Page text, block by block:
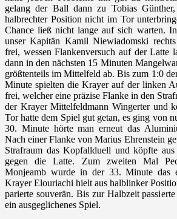
gelang der Ball dann zu Tobias
halbrechter Position nicht im Tor
Chance ließ nicht lange auf sich warten.
unser Kapitän Kamil Niewiadomski
frei, wessen Flankenversuch auf der Latte
dann in den nächsten 15 Minuten
größtenteils im Mittelfeld ab. Bis zum 1:0
Minute spielten die Krayer auf der linken
frei, welcher eine präzise Flanke in den
der Krayer Mittelfeldmann Wingerter und
Tor hatte dem Spiel gut getan, es ging von
30. Minute hörte man erneut das
Nach einer Flanke von Marius Ehrenstein
Strafraum das Kopfallduell und köpfte
gegen die Latte. Zum zweiten Mal
Monjeamb wurde in der 33. Minute das
Krayer Elouriachi hielt aus halblinker
parierte souverän. Bis zur Halbzeit
ein ausgeglichenes Spiel.